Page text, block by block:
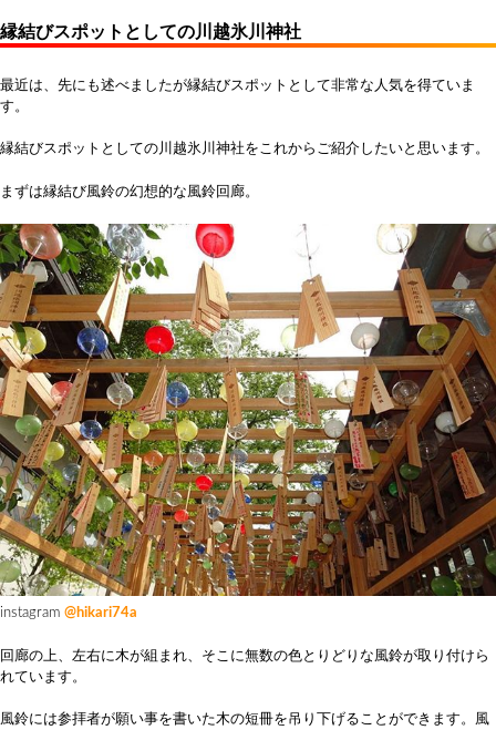
縁結びスポットとしての川越氷川神社
最近は、先にも述べましたが縁結びスポットとして非常な人気を得ていま
す。
縁結びスポットとしての川越氷川神社をこれからご紹介したいと思います。
まずは縁結び風鈴の幻想的な風鈴回廊。
instagram @hikari74a
回廊の上、左右に木が組まれ、そこに無数の色とりどりな風鈴が取り付けら
れています。
風鈴には参拝者が願い事を書いた木の短冊を吊り下げることができます。風